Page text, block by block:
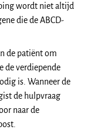
wordt niet altijd
die de ABCD-
de patiënt om
de verdiepende
is. Wanneer de
de hulpvraag
naar de